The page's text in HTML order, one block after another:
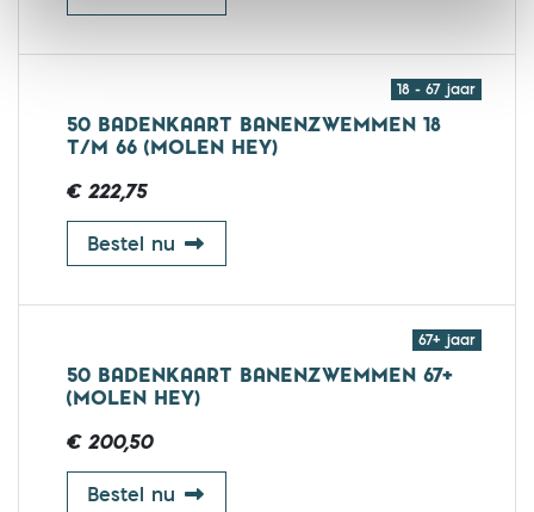
18 - 67 jaar
50 BADENKAART BANENZWEMMEN 18
T/M 66 (MOLEN HEY)
€ 222,75
Bestel nu 50 badenkaart banenzwemmen 18
67+ jaar
50 BADENKAART BANENZWEMMEN 67+
(MOLEN HEY)
€ 200,50
Bestel nu 50 badenkaart banenzwemmen